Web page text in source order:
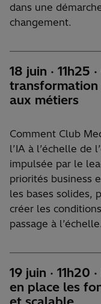
dans une
changement.
18 juin · 11h25
transformation
aux métiers
Comment Club
l’IA à l’échelle de
impulsée par le
priorités business
les bases solides,
créer les
passage à l’échelle.
19 juin · 11h20
en place les